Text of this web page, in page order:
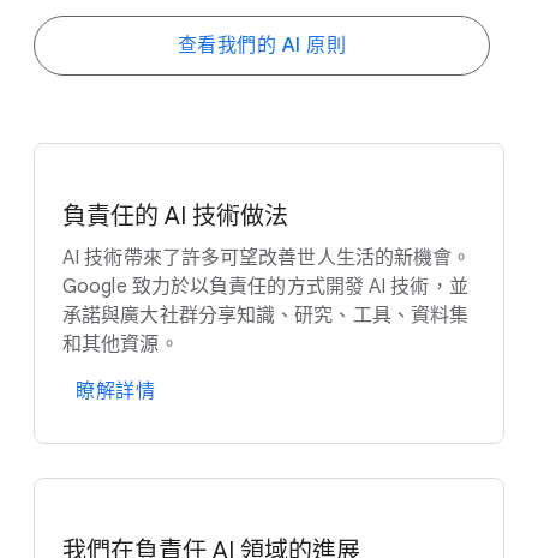
查​看​我們​的 A​I 原則
負責任​的 A​I 技術​做法
AI 技術​帶來​了​許多​可望​改善​世人​生活​的​新​機會。​
Google 致力​於​以​負責任​的​方式​開發 AI 技術，​並​
承諾​與​廣大​社群分​享​知識、​研究、​工具、​資料集​
和​其他​資源。
瞭解​詳情
我們​在​負責任 AI 領域​的​進展